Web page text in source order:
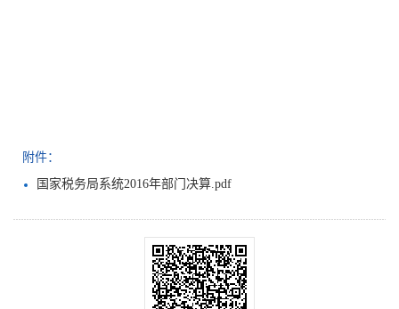
附件：
国家税务局系统2016年部门决算.pdf